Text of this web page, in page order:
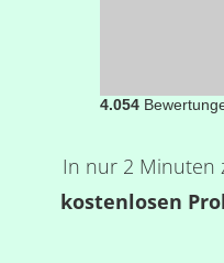
4.054
In nur 2 Minuten
kostenlosen